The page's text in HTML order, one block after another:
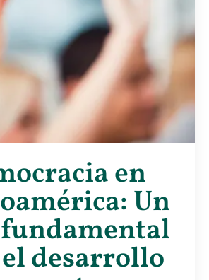
en
Un
desarrollo